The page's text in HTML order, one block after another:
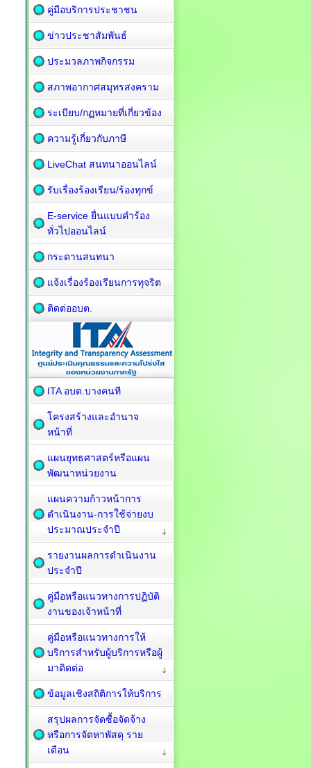
คู่มือบริการประชาชน
ข่าวประชาสัมพันธ์
ประมวลภาพกิจกรรม
สภาพอากาศสมุทรสงคราม
ระเบียบ/กฏหมายที่เกี่ยวข้อง
ความรู้เกี่ยวกับภาษี
LiveChat สนทนาออนไลน์
รับเรื่องร้องเรียน/ร้องทุกข์
E-service ยื่นแบบคำร้อง
ทั่วไปออนไลน์
กระดานสนทนา
แจ้งเรื่องร้องเรียนการทุจริต
ติดต่ออบต.
ITA อบต.บางคนที
โครงสร้างและอำนาจ
หน้าที่
แผนยุทธศาสตร์หรือแผน
พัฒนาหน่วยงาน
แผนความก้าวหน้าการ
ดำเนินงาน-การใช้จ่ายงบ
ประมาณประจำปี
รายงานผลการดำเนินงาน
ประจำปี
คู่มือหรือแนวทางการปฏิบัติ
งานของเจ้าหน้าที่
คู่มือหรือแนวทางการให้
บริการสำหรับผู้บริการหรือผู้
มาติดต่อ
ข้อมูลเชิงสถิติการให้บริการ
สรุปผลการจัดซื้อจัดจ้าง
หรือการจัดหาพัสดุ ราย
เดือน